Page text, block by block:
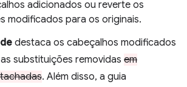
adicionados ou reverte os
modificados para os originais.
destaca os cabeçalhos modificados
substituições removidas em
. Além disso, a guia